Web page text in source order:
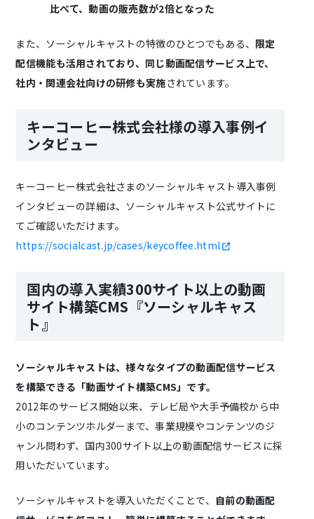
比べて、動画の販売数が2倍となった
また、ソーシャルキャストの特徴のひとつでもある、 限定
配信機能も活用されており、同じ動画配信サービス上で、
社内・関連会社向けの研修も実施されています。
キーコーヒー株式会社様の導入事例イ
ンタビュー
キーコーヒー株式会社さまのソーシャルキャスト導入事例
インタビューの詳細は、ソーシャルキャスト公式サイトに
てご確認いただけます。
https://socialcast.jp/cases/keycoffee.html
国内の導入実績300サイト以上の動画
サイト構築CMS『ソーシャルキャス
ト』
ソーシャルキャストは、様々なタイプの動画配信サービス
を構築できる「動画サイト構築CMS」です。
2012年のサービス開始以来、テレビ局や大手予備校から中
小のコンテンツホルダーまで、事業規模やコンテンツのジ
ャンル問わず、国内300サイト以上の動画配信サービスに採
用いただいています。
ソーシャルキャストを導入いただくことで、 自前の動画配